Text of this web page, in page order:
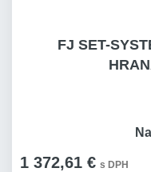
FJ SET-
1 372,61 € s DPH